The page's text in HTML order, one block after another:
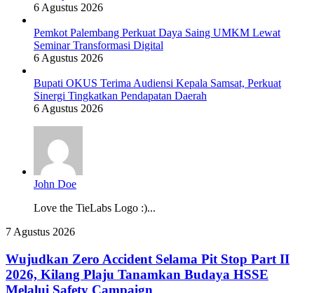
6 Agustus 2026
Pemkot Palembang Perkuat Daya Saing UMKM Lewat
Seminar Transformasi Digital
6 Agustus 2026
Bupati OKUS Terima Audiensi Kepala Samsat, Perkuat
Sinergi Tingkatkan Pendapatan Daerah
6 Agustus 2026
John Doe
Love the TieLabs Logo :)...
Wujudkan
Accident
Selama
Pit
7 Agustus 2026
Wujudkan Zero Accident Selama Pit Stop Part II
2026, Kilang Plaju Tanamkan Budaya HSSE
Melalui Safety Campaign